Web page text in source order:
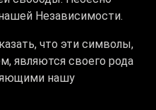
Независимости.
что эти символы,
являются своего рода
нашу